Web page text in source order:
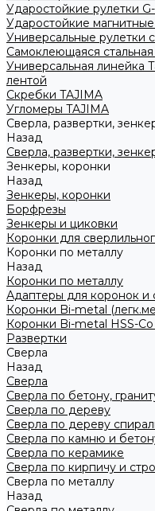
Ударостойкие рулетки
Ударостойкие
Универсальные рулетки
Самоклеющаяся
Универсальная линейка
лентой
Скребки TAJIMA
Угломеры TAJIMA
Сверла, развертки,
Назад
Сверла, развертки,
Зенкеры, коронки
Назад
Зенкеры, коронки
Борфрезы
Зенкеры и циковки
Коронки для
Коронки по металлу
Назад
Коронки по металлу
Адаптеры для коронок и
Коронки Bi-metal
Коронки Bi-metal HSS-Co
Развертки
Сверла
Назад
Сверла
Сверла по бетону,
Сверла по дереву
Сверла по дереву
Сверла по камню и
Сверла по керамике
Сверла по кирпичу и
Сверла по металлу
Назад